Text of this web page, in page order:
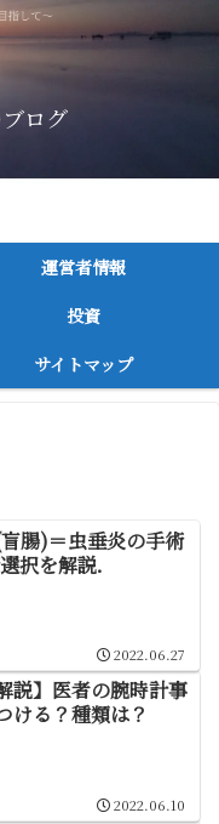
ログ
運営者情報
投資
サイトマップ
腸)＝虫垂炎の手術
択を解説．
2022.06.27
説】医者の腕時計事
ける？種類は？
2022.06.10